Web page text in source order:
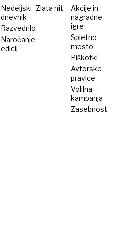
Nedeljski
dnevnik
Razvedrilo
Naročanje
edicij
Zlata nit
Akcije in
nagradne
igre
Spletno
mesto
Piškotki
Avtorske
pravice
Volilna
kampanja
Zasebnost